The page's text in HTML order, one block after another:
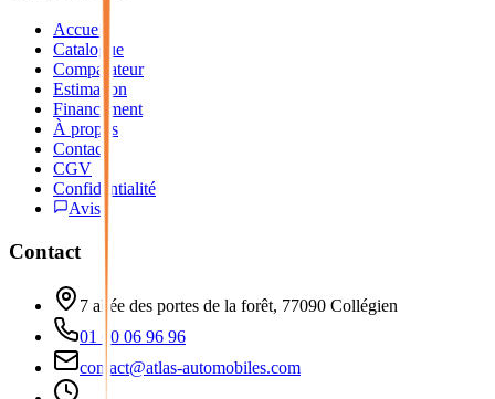
Accueil
Catalogue
Comparateur
Estimation
Financement
À propos
Contact
CGV
Confidentialité
Avis
Contact
7 allée des portes de la forêt, 77090 Collégien
01 60 06 96 96
contact@atlas-automobiles.com